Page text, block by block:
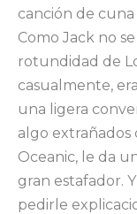
canción de
Como Jack no
rotundidad de
casualmente,
una ligera
algo extrañados
Oceanic, le da
gran estafador.
pedirle